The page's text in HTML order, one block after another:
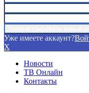
Уже имеете аккаунт?
X
Новости
ТВ Онлайн
Контакты